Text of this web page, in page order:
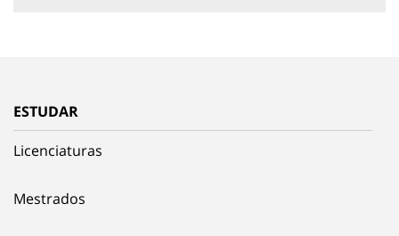
ESTUDAR
Licenciaturas
Mestrados